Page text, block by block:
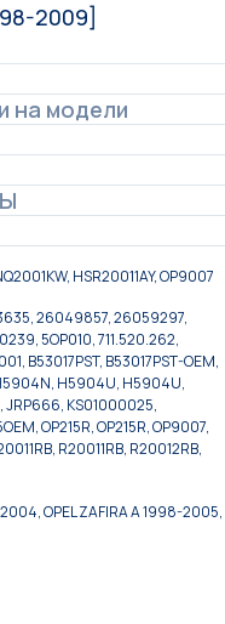
2009]
на модели
HSR20011AY, OP9007
26049857, 26059297,
5OP010, 711.520.262,
B53017PST, B53017PST-OEM,
H5904U, H5904U,
JRP666, KS01000025,
OP215R, OP215R, OP9007,
R20011RB, R20012RB,
OPEL ZAFIRA A 1998-2005,